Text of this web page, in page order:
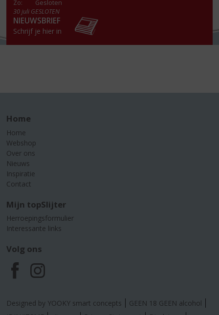
Zo:
Gesloten
30 juli GESLOTEN
NIEUWSBRIEF
Schrijf je hier in
Home
Home
Webshop
Over ons
Nieuws
Inspiratie
Contact
Mijn topSlijter
Herroepingsformulier
Interessante links
Volg ons
F
a
I
n
Designed by YOOKY smart concepts
GEEN 18 GEEN alcohol